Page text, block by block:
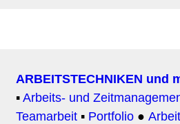
ARBEITSTECHNIKEN und
▪Arbeits- und
Teamarbeit ▪ Portfolio ●